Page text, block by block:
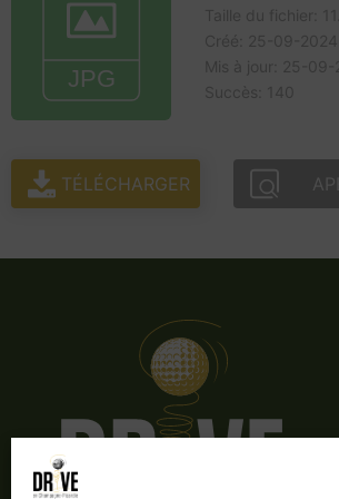
TÉLÉCHARGER